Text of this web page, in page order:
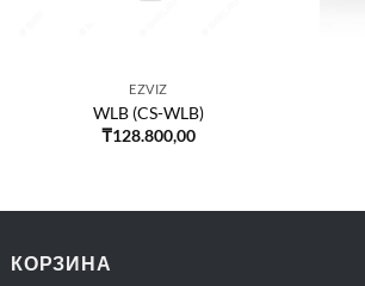
EZVIZ
WLB (CS-WLB)
₸128.800,00
КОРЗИНА